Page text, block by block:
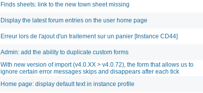
Finds sheets: link to the new town sheet missing
Display the latest forum entries on the user home page
Erreur lors de l'ajout d'un traitement sur un panier [Instance CD44]
Admin: add the ability to duplicate custom forms
With new version of import (v4.0.XX > v4.0.72), the form that allows us to
ignore certain error messages skips and disappears after each tick
Home page: display default text in instance profile